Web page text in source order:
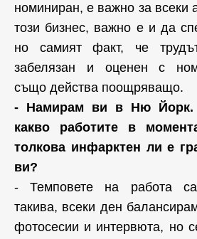
номиниран, е важно за всеки
този бизнес, важно е и да
но самият факт, че
забелязан и оценен с
също действа поощряващо.
- Намирам ви в Ню Йорк.
какво работите в
толкова инфарктен ли е
ви?
- Темповете на работа
такива, всеки ден
фотосесии и интервюта, но